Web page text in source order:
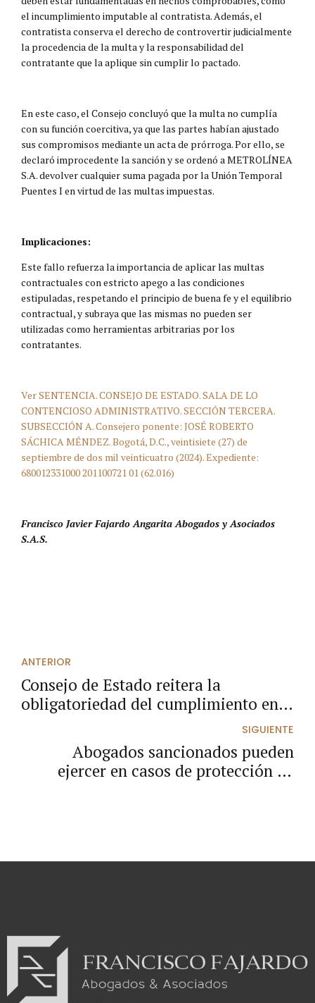
el incumplimiento imputable al contratista. Además, el
contratista conserva el derecho de controvertir judicialmente
la procedencia de la multa y la responsabilidad del
contratante que la aplique sin cumplir lo pactado.
En este caso, el Consejo concluyó que la multa no cumplía
con su función coercitiva, ya que las partes habían ajustado
sus compromisos mediante un acta de prórroga. Por ello, se
declaró improcedente la sanción y se ordenó a METROLÍNEA
S.A. devolver cualquier suma pagada por la Unión Temporal
Puentes I en virtud de las multas impuestas.
Implicaciones:
Este fallo refuerza la importancia de aplicar las multas
contractuales con estricto apego a las condiciones
estipuladas, respetando el principio de buena fe y el equilibrio
contractual, y subraya que las mismas no pueden ser
utilizadas como herramientas arbitrarias por los
contratantes.
Ver SENTENCIA. CONSEJO DE ESTADO. SALA DE LO
CONTENCIOSO ADMINISTRATIVO. SECCIÓN TERCERA.
SUBSECCIÓN A. Consejero ponente: JOSÉ ROBERTO
SÁCHICA MÉNDEZ. Bogotá, D.C., veintisiete (27) de
septiembre de dos mil veinticuatro (2024). Expediente:
680012331000 201100721 01 (62.016)
Francisco Javier Fajardo Angarita Abogados y Asociados
S.A.S.
ANTERIOR
Consejo de Estado reitera la
obligatoriedad del cumplimiento en
parafiscales en procesos de selección.
SIGUIENTE
Abogados sancionados pueden
ejercer en casos de protección de